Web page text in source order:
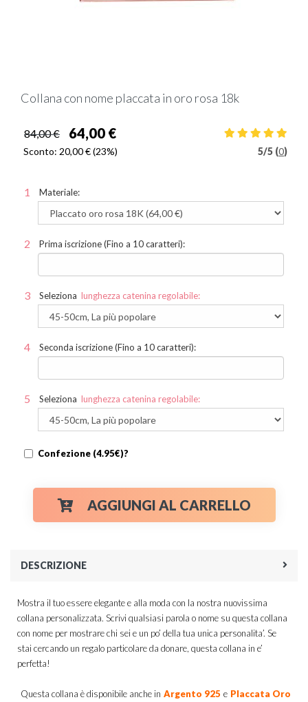
Collana con nome placcata in oro rosa 18k
84,00 € 64,00 €
Sconto: 20,00 € (23%) 5/5 (0)
Materiale:
Prima iscrizione (Fino a 10 caratteri):
Seleziona lunghezza catenina regolabile:
Seconda iscrizione (Fino a 10 caratteri):
Seleziona lunghezza catenina regolabile:
Confezione (4.95€)?
AGGIUNGI AL CARRELLO
DESCRIZIONE
Mostra il tuo essere elegante e alla moda con la nostra nuovissima
collana personalizzata. Scrivi qualsiasi parola o nome su questa collana
con nome per mostrare chi sei e un po’ della tua unica personalita’. Se
stai cercando un regalo particolare da donare, questa collana in e’
perfetta!
Questa collana è disponibile anche in Argento 925 e Placcata Oro